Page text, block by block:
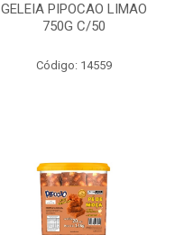
GELEIA PIPOCAO LIMAO
750G C/50
Código: 14559